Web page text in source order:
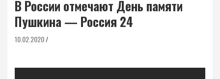
В России отмечают День памяти
Пушкина — Россия 24
10.02.2020